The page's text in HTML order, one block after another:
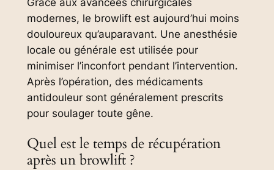
modernes, le browlift est aujourd’hui moins
douloureux qu’auparavant. Une anesthésie
locale ou générale est utilisée pour
minimiser l’inconfort pendant l’intervention.
Après l’opération, des médicaments
antidouleur sont généralement prescrits
pour soulager toute gêne.
Quel est le temps de récupération
après un browlift ?